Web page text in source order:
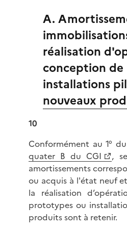
A.
réalisation
conception
installations
nouveaux
10
Conformément au 1°
quater B du CGI
,
amortissements
ou acquis à l'état neuf
la réalisation
prototypes ou
produits sont à retenir.